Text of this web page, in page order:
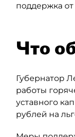
поддержка
Что
Губернатор
работы
уставного
рублей на